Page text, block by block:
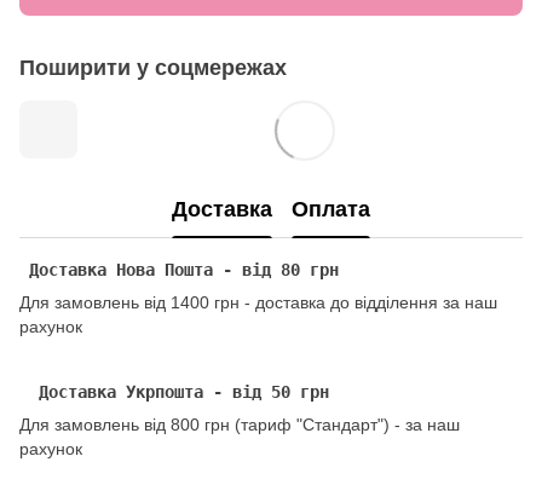
Поширити у соцмережах
Доставка Оплата
Доставка Нова Пошта - від 80 грн
Для замовлень від 1400 грн - доставка до відділення за наш
рахунок
Доставка Укрпошта - від 50 грн
Для замовлень від 800 грн (тариф "Стандарт") - за наш
рахунок